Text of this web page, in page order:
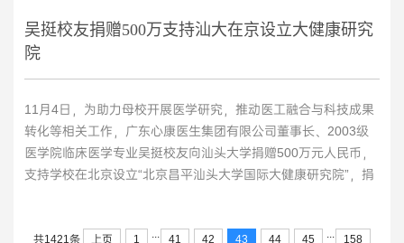
吴挺校友捐赠500万支持汕大在京设立大健康研究
院
11月4日，为助力母校开展医学研究，推动医工融合与科技成果
转化等相关工作，广东心康医生集团有限公司董事长、2003级
医学院临床医学专业吴挺校友向汕头大学捐赠500万元人民币，
支持学校在北京设立“北京昌平汕头大学国际大健康研究院”，捐
校长刘文华，广东省汕头大学教育基金会理事长徐宗玲，广东心
共1421条 上页 1 ... 41 42 43 44 45 ...
158